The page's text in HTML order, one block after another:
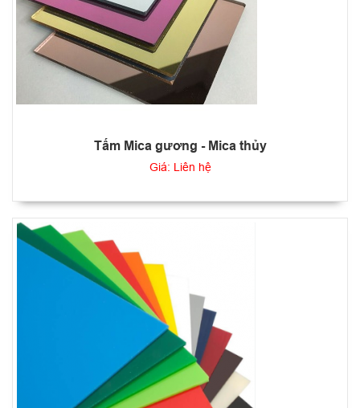
Tấm Mica gương - Mica thủy
Giá: Liên hệ